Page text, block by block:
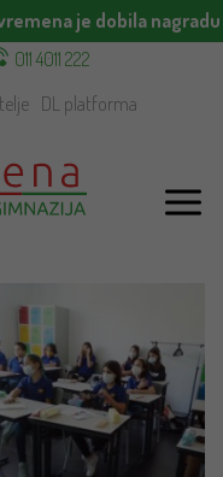
je dobila
011 4011 222
DL platforma